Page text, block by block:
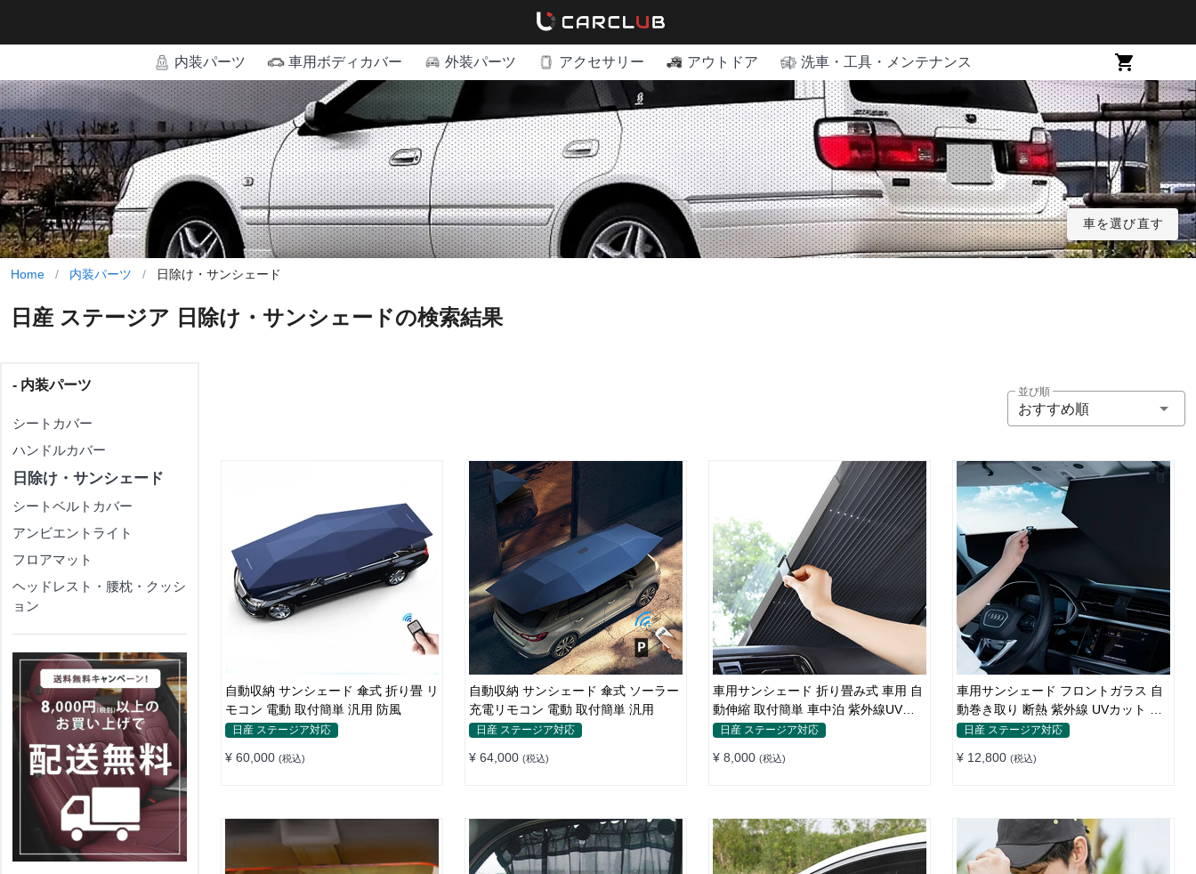
内装パーツ 車用ボディカバー 外装パーツ アクセサリー アウトドア 洗車・工具・メンテナンス
車を選び直す
Home / 内装パーツ / 日除け・サンシェード
日産 ステージア 日除け・サンシェードの検索結果
- 内装パーツ
シートカバー
ハンドルカバー
日除け・サンシェード
シートベルトカバー
アンビエントライト
フロアマット
ヘッドレスト・腰枕・クッシ
ョン
並び順
おすすめ順
自動収納 サンシェード 傘式 折り畳 リ
モコン 電動 取付簡単 汎用 防風
日産 ステージア対応
¥ 60,000 (税込)
自動収納 サンシェード 傘式 ソーラー
充電リモコン 電動 取付簡単 汎用
日産 ステージア対応
¥ 64,000 (税込)
車用サンシェード 折り畳み式 車用 自
動伸縮 取付簡単 車中泊 紫外線UVカ
ット 仮眠 断熱
日産 ステージア対応
¥ 8,000 (税込)
車用サンシェード フロントガラス 自
動巻き取り 断熱 紫外線 UVカット 取
付収納便利
日産 ステージア対応
¥ 12,800 (税込)